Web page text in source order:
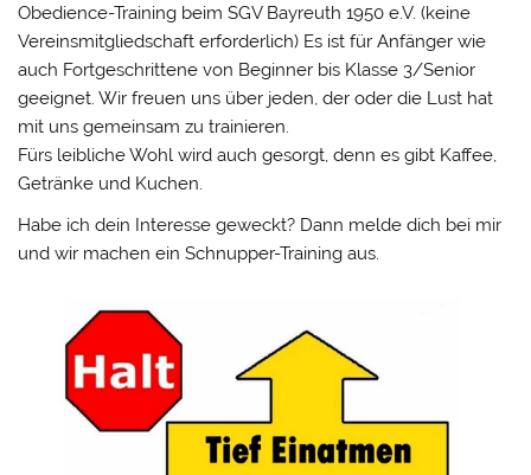
Obedience-Training beim SGV Bayreuth 1950 e.V. (keine
Vereinsmitgliedschaft erforderlich) Es ist für Anfänger wie
auch Fortgeschrittene von Beginner bis Klasse 3/Senior
geeignet. Wir freuen uns über jeden, der oder die Lust hat
mit uns gemeinsam zu trainieren.
Fürs leibliche Wohl wird auch gesorgt, denn es gibt Kaffee,
Getränke und Kuchen.
Habe ich dein Interesse geweckt? Dann melde dich bei mir
und wir machen ein Schnupper-Training aus.